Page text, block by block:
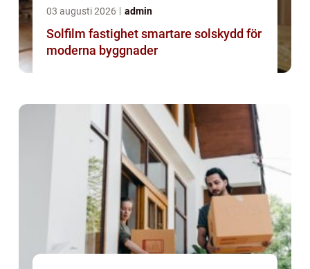
03 augusti 2026 admin
Solfilm fastighet smartare solskydd för
moderna byggnader